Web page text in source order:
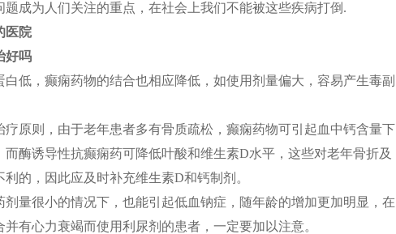
成为人们关注的重点，在社会上我们不能被这些疾病打倒.
医院
好吗
白低，癫痫药物的结合也相应降低，如使用剂量偏大，容易产生毒副
疗原则，由于老年患者多有骨质疏松，癫痫药物可引起血中钙含量下
而酶诱导性抗癫痫药可降低叶酸和维生素D水平，这些对老年骨折及
的，因此应及时补充维生素D和钙制剂。
剂量很小的情况下，也能引起低血钠症，随年龄的增加更加明显，在
有心力衰竭而使用利尿剂的患者，一定要加以注意。